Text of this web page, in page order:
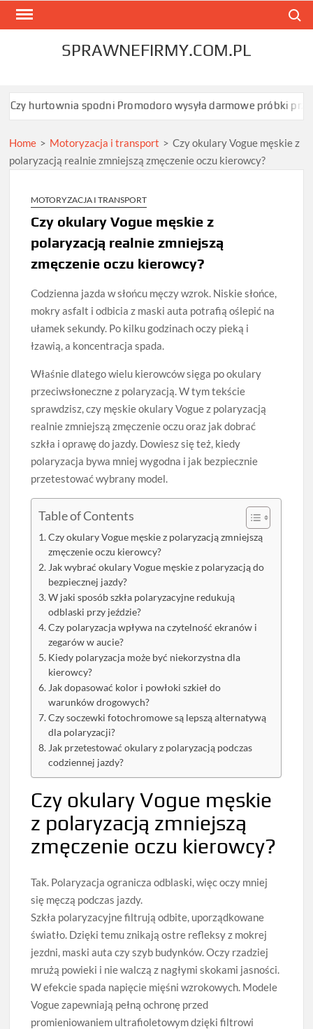
Skip
SPRAWNEFIRMY.COM.PL
spodni Promodoro wysyła darmowe próbki przed
Home > Motoryzacja i transport > Czy okulary Vogue męskie z
polaryzacją realnie zmniejszą zmęczenie oczu kierowcy?
MOTORYZACJA I TRANSPORT
Czy okulary Vogue męskie z
polaryzacją realnie zmniejszą
zmęczenie oczu kierowcy?
Codzienna jazda w słońcu męczy wzrok. Niskie słońce,
mokry asfalt i odbicia z maski auta potrafią oślepić na
ułamek sekundy. Po kilku godzinach oczy pieką i
łzawią, a koncentracja spada.
Właśnie dlatego wielu kierowców sięga po okulary
przeciwsłoneczne z polaryzacją. W tym tekście
sprawdzisz, czy męskie okulary Vogue z polaryzacją
realnie zmniejszą zmęczenie oczu oraz jak dobrać
szkła i oprawę do jazdy. Dowiesz się też, kiedy
polaryzacja bywa mniej wygodna i jak bezpiecznie
przetestować wybrany model.
Table of Contents
Czy okulary Vogue męskie z polaryzacją zmniejszą
zmęczenie oczu kierowcy?
Jak wybrać okulary Vogue męskie z polaryzacją do
bezpiecznej jazdy?
W jaki sposób szkła polaryzacyjne redukują
odblaski przy jeździe?
Czy polaryzacja wpływa na czytelność ekranów i
zegarów w aucie?
Kiedy polaryzacja może być niekorzystna dla
kierowcy?
Jak dopasować kolor i powłoki szkieł do
warunków drogowych?
Czy soczewki fotochromowe są lepszą alternatywą
dla polaryzacji?
Jak przetestować okulary z polaryzacją podczas
codziennej jazdy?
Czy okulary Vogue męskie
z polaryzacją zmniejszą
zmęczenie oczu kierowcy?
Tak. Polaryzacja ogranicza odblaski, więc oczy mniej
się męczą podczas jazdy.
Szkła polaryzacyjne filtrują odbite, uporządkowane
światło. Dzięki temu znikają ostre refleksy z mokrej
jezdni, maski auta czy szyb budynków. Oczy rzadziej
mrużą powieki i nie walczą z nagłymi skokami jasności.
W efekcie spada napięcie mięśni wzrokowych. Modele
Vogue zapewniają pełną ochronę przed
promieniowaniem ultrafioletowym dzięki filtrowi